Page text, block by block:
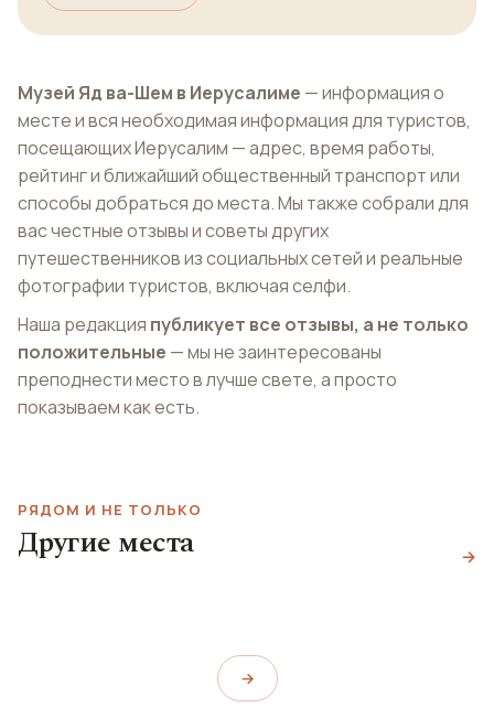
Музей Яд ва-Шем в Иерусалиме — информация о
месте и вся необходимая информация для туристов,
посещающих Иерусалим — адрес, время работы,
рейтинг и ближайший общественный транспорт или
способы добраться до места. Мы также собрали для
вас честные отзывы и советы других
путешественников из социальных сетей и реальные
фотографии туристов, включая селфи.
Наша редакция публикует все отзывы, а не только
положительные — мы не заинтересованы
преподнести место в лучше свете, а просто
показываем как есть.
РЯДОМ И НЕ ТОЛЬКО
Другие места →
Паб Дублин
→